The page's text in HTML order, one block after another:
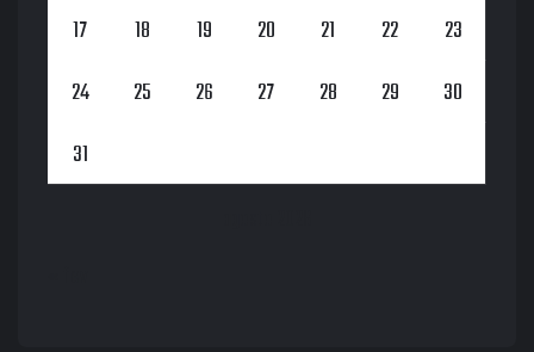
17
18 19 20 21 22
23
24
25 26 27 28 29
30
31